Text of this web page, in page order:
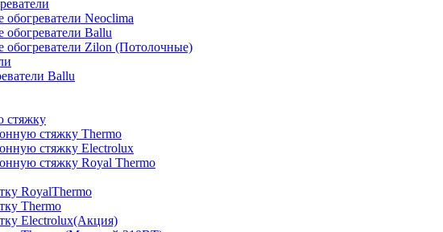
Neoclima
обогреватели Ballu
обогреватели Zilon (Потолочные)
Ballu
стяжку
стяжку Thermo
стяжку Electrolux
стяжку Royal Thermo
RoyalThermo
Thermo
Electrolux(Акция)